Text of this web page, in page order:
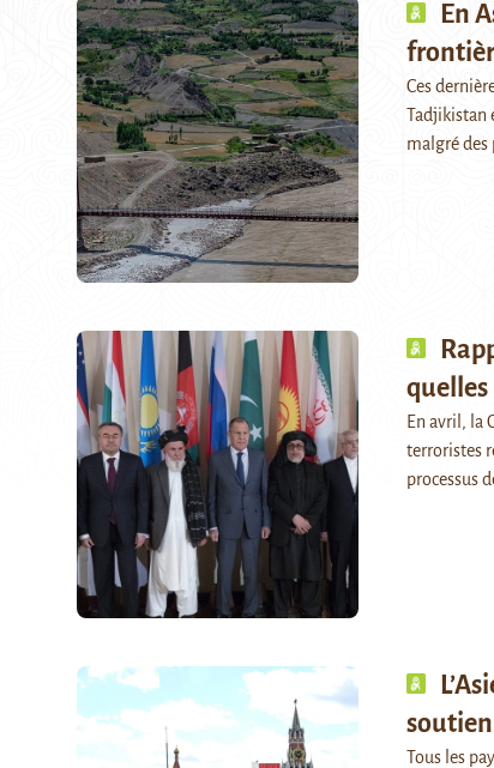
En
Ces
Tadjikistan
malgré des
quelles
En avril, la
terroristes
processus
Tous les